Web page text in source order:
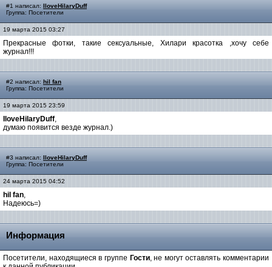
#1 написал: IloveHilaryDuff
Группа: Посетители
19 марта 2015 03:27
Прекрасные фотки, такие сексуальные, Хилари красотка ,хочу себе
журнал!!!
#2 написал: hil fan
Группа: Посетители
19 марта 2015 23:59
IloveHilaryDuff,
думаю появится везде журнал.)
#3 написал: IloveHilaryDuff
Группа: Посетители
24 марта 2015 04:52
hil fan,
Надеюсь=)
Информация
Посетители, находящиеся в группе Гости, не могут оставлять комментарии